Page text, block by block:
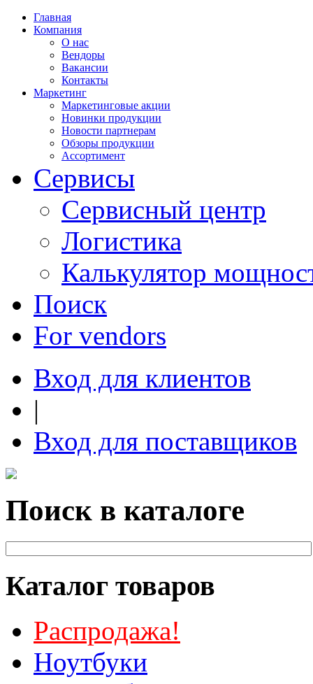
Главная
Компания
О нас
Вендоры
Вакансии
Контакты
Маркетинг
Маркетинговые акции
Новинки продукции
Новости партнерам
Обзоры продукции
Ассортимент
Сервисы
Сервисный центр
Логистика
Калькулятор
Поиск
For vendors
Вход для клиентов
|
Вход для поставщиков
Поиск в каталоге
Каталог товаров
Распродажа!
Ноутбуки